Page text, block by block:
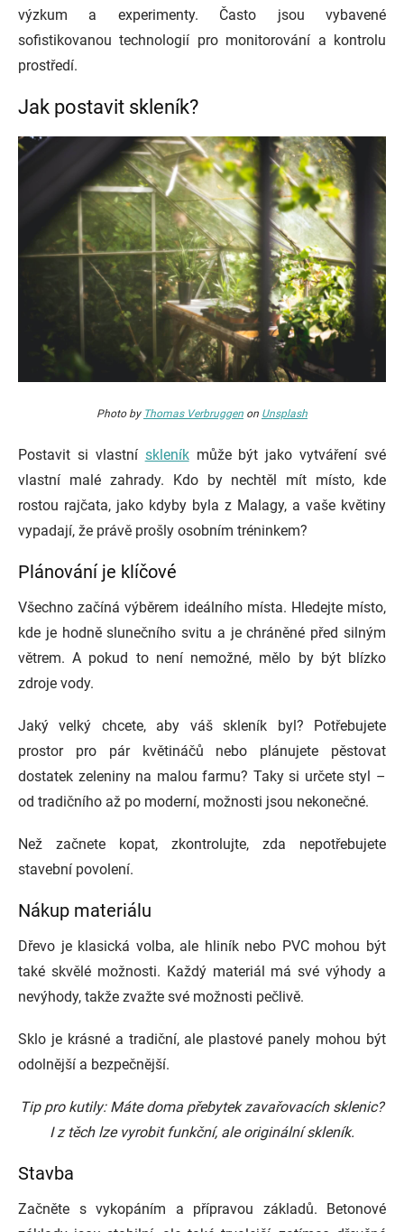
výzkum a experimenty. Často jsou vybavené
sofistikovanou technologií pro monitorování a kontrolu
prostředí.
Jak postavit skleník?
Photo by Thomas Verbruggen on Unsplash
Postavit si vlastní skleníkmůže být jako vytváření své
vlastní malé zahrady. Kdo by nechtěl mít místo, kde
rostou rajčata, jako kdyby byla z Malagy, a vaše květiny
vypadají, že právě prošly osobním tréninkem?
Plánování je klíčové
Všechno začíná výběrem ideálního místa. Hledejte místo,
kde je hodně slunečního svitu a je chráněné před silným
větrem. A pokud to není nemožné, mělo by být blízko
zdroje vody.
Jaký velký chcete, aby váš skleník byl? Potřebujete
prostor pro pár květináčů nebo plánujete pěstovat
dostatek zeleniny na malou farmu? Taky si určete styl –
od tradičního až po moderní, možnosti jsou nekonečné.
Než začnete kopat, zkontrolujte, zda nepotřebujete
stavební povolení.
Nákup materiálu
Dřevo je klasická volba, ale hliník nebo PVC mohou být
také skvělé možnosti. Každý materiál má své výhody a
nevýhody, takže zvažte své možnosti pečlivě.
Sklo je krásné a tradiční, ale plastové panely mohou být
odolnější a bezpečnější.
Tip pro kutily: Máte doma přebytek zavařovacích sklenic?
I z těch lze vyrobit funkční, ale originální skleník.
Stavba
Začněte s vykopáním a přípravou základů. Betonové